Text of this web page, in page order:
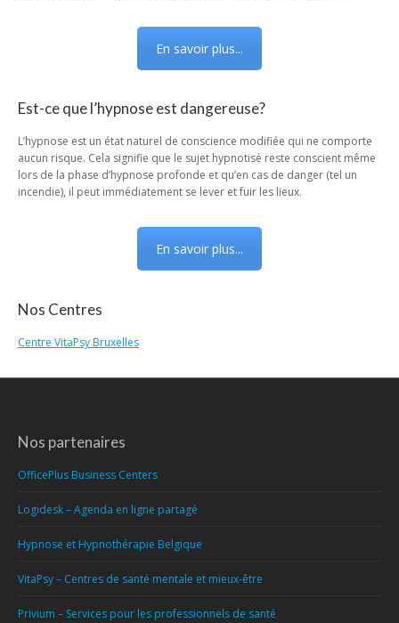
En savoir plus...
Est-ce que l’hypnose est dangereuse?
L’hypnose est un état naturel de conscience modifiée qui ne comporte
aucun risque. Cela signifie que le sujet hypnotisé reste conscient même
lors de la phase d’hypnose profonde et qu’en cas de danger (tel un
incendie), il peut immédiatement se lever et fuir les lieux.
En savoir plus...
Nos Centres
Centre VitaPsy Bruxelles
Nos partenaires
OfficePlus Business Centers
Logidesk – Agenda en ligne partagé
Hypnose et Hypnothérapie Belgique
VitaPsy – Centres de santé mentale et mieux-être
Privium – Services pour les professionnels de santé